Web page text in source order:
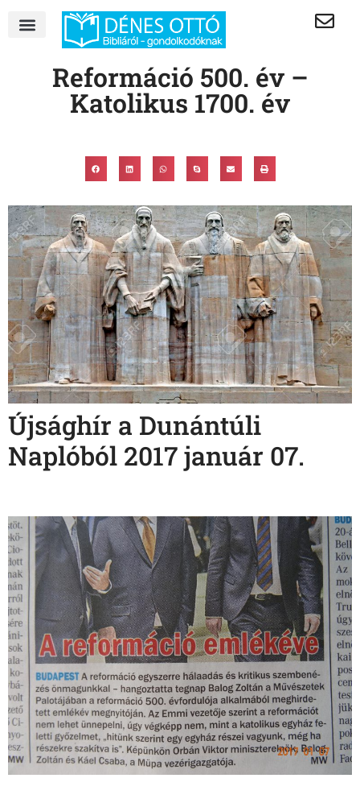
Reformáció 500. év –
Katolikus 1700. év
Újsághír a Dunántúli
Naplóból 2017 január 07.